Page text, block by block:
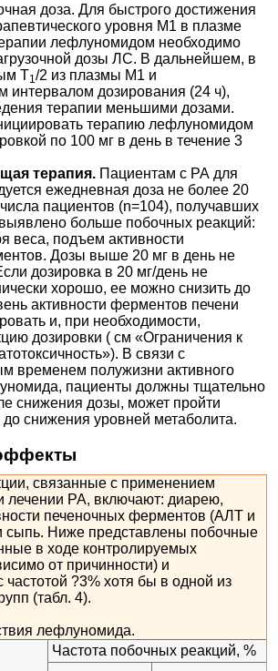
доза. Для быстрого достижения
уровня М1 в плазме
лефлуномидом необходимо
дозы ЛС. В дальнейшем, в
T1/2 из плазмы М1 и
интервалом дозирования (24 ч),
терапии меньшими дозами.
терапию лефлуномидом
по 100 мг в день в течение 3
терапия. Пациентам с РА для
ежедневная доза не более 20
пациентов (n=104), получавших
больше побочных реакций:
веса, подъем активности
Дозы выше 20 мг в день не
дозировка в 20 мг/день не
хорошо, ее можно снизить до
активности ферментов печени
и, при необходимости,
дозировки ( см «Ограничения к
В связи с
временем полужизни активного
пациенты должны тщательно
снижения дозы, может пройти
до снижения уровней метаболита.
связанные с применением
лечении РА, включают: диарею,
печеночных ферментов (АЛТ и
Ниже представлены побочные
в ходе контролируемых
от причинности) и
?3% хотя бы в одной из
(табл. 4).
лефлуномида.
Частота побочных реакций, %